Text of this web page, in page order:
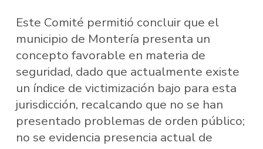
Este Comité permitió concluir que el
municipio de Montería presenta un
concepto favorable en materia de
seguridad, dado que actualmente existe
un índice de victimización bajo para esta
jurisdicción, recalcando que no se han
presentado problemas de orden público;
no se evidencia presencia actual de